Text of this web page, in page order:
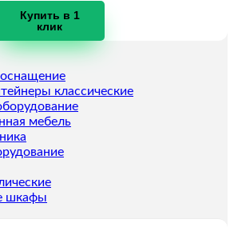
Купить в 1
клик
классические
мебель
шкафы